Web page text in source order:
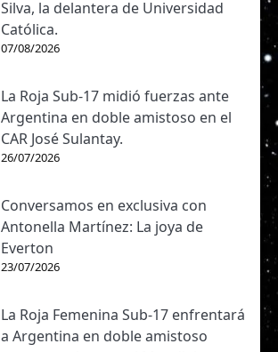
Silva, la delantera de Universidad
Católica.
07/08/2026
La Roja Sub-17 midió fuerzas ante
Argentina en doble amistoso en el
CAR José Sulantay.
26/07/2026
Conversamos en exclusiva con
Antonella Martínez: La joya de
Everton
23/07/2026
La Roja Femenina Sub-17 enfrentará
a Argentina en doble amistoso